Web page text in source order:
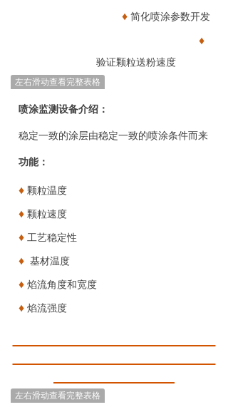
♦ 简化喷涂参数开发
♦
验证颗粒送粉速度
左右滑动查看完整表格
喷涂监测设备介绍：
稳定一致的涂层由稳定一致的喷涂条件而来
功能：
♦ 颗粒温度
♦ 颗粒速度
♦ 工艺稳定性
♦ 基材温度
♦ 焰流角度和宽度
♦ 焰流强度
左右滑动查看完整表格